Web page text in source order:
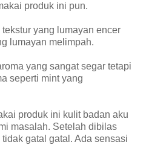
produk ini pun.
yang lumayan encer
lumayan melimpah.
yang sangat segar tetapi
seperti mint yang
produk ini kulit badan aku
masalah. Setelah dibilas
gatal gatal. Ada sensasi